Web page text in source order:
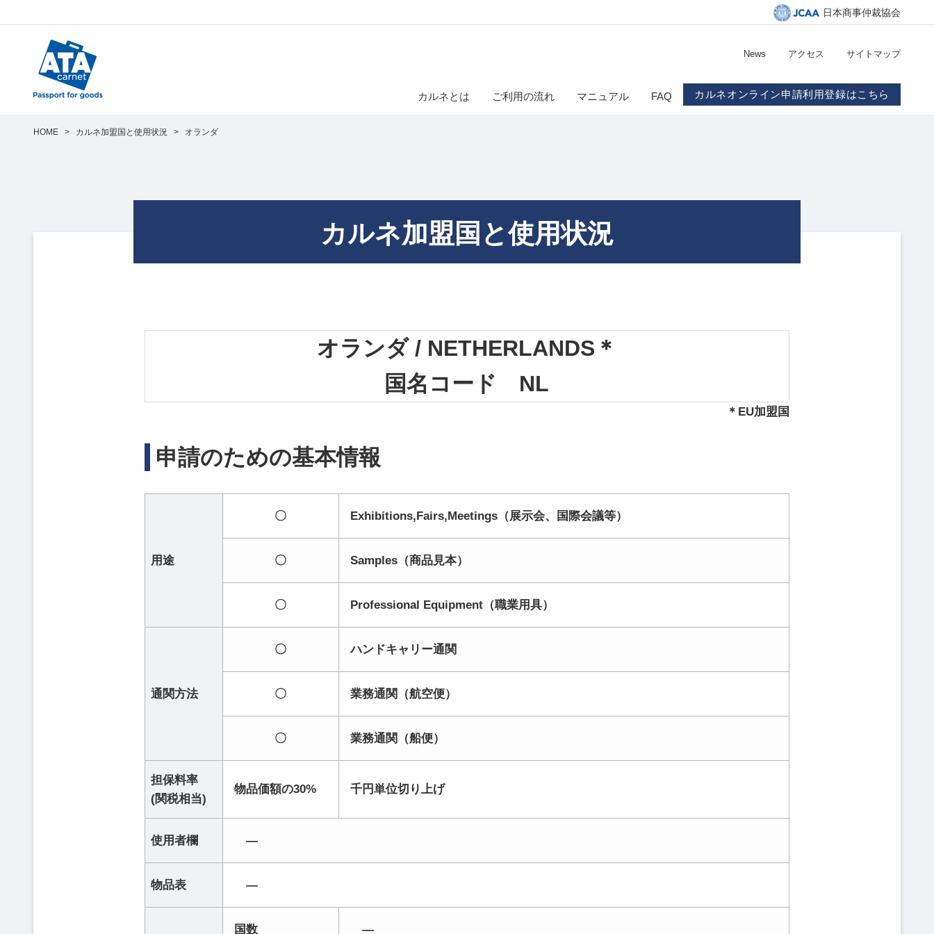
日本商事仲裁協会
News アクセス サイトマップ
カルネとは ご利用の流れ マニュアル FAQ カルネオンライン申請利用登録はこちら
HOME > カルネ加盟国と使用状況 > オランダ
カルネ加盟国と使用状況
オランダ / NETHERLANDS＊
国名コード NL
＊EU加盟国
申請のための基本情報
用途
〇 Exhibitions,Fairs,Meetings（展示会、国際会議等）
〇 Samples（商品見本）
〇 Professional Equipment（職業用具）
通関方法
〇 ハンドキャリー通関
〇 業務通関（航空便）
〇 業務通関（船便）
担保料率
(関税相当)
物品価額の30% 千円単位切り上げ
使用者欄 ―
物品表 ―
国数 ―